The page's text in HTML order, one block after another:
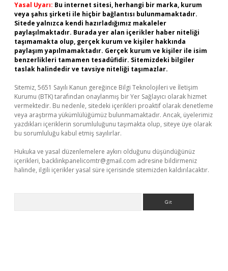
Yasal Uyarı: Bu internet sitesi, herhangi bir marka, kurum
veya şahıs şirketi ile hiçbir bağlantısı bulunmamaktadır.
Sitede yalnızca kendi hazırladığımız makaleler
paylaşılmaktadır. Burada yer alan içerikler haber niteliği
taşımamakta olup, gerçek kurum ve kişiler hakkında
paylaşım yapılmamaktadır. Gerçek kurum ve kişiler ile isim
benzerlikleri tamamen tesadüfidir. Sitemizdeki bilgiler
taslak halindedir ve tavsiye niteliği taşımazlar.
Sitemiz, 5651 Sayılı Kanun gereğince Bilgi Teknolojileri ve İletişim
Kurumu (BTK) tarafından onaylanmış bir Yer Sağlayıcı olarak hizmet
vermektedir. Bu nedenle, sitedeki içerikleri proaktif olarak denetleme
veya araştırma yükümlülüğümüz bulunmamaktadır. Ancak, üyelerimiz
yazdıkları içeriklerin sorumluluğunu taşımakta olup, siteye üye olarak
bu sorumluluğu kabul etmiş sayılırlar.
Hukuka ve yasal düzenlemelere aykırı olduğunu düşündüğünüz
içerikleri, backlinkpanelicomtr@gmail.com adresine bildirmeniz
halinde, ilgili içerikler yasal süre içerisinde sitemizden kaldırılacaktır.